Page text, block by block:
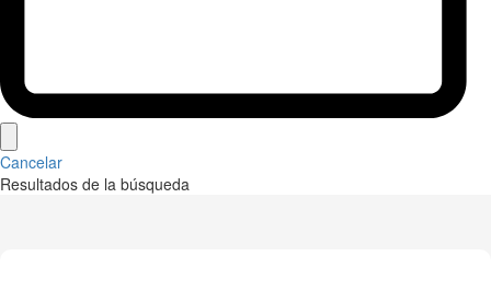
Cancelar
Resultados de la búsqueda